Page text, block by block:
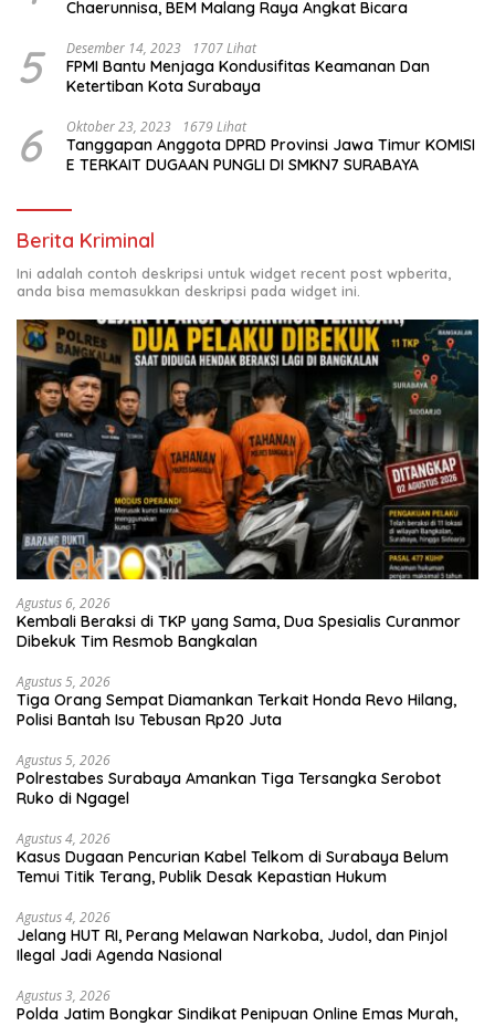
Chaerunnisa, BEM Malang Raya Angkat Bicara
5 Desember 14, 2023 1707 Lihat
FPMI Bantu Menjaga Kondusifitas Keamanan Dan
Ketertiban Kota Surabaya
6 Oktober 23, 2023 1679 Lihat
Tanggapan Anggota DPRD Provinsi Jawa Timur KOMISI
E TERKAIT DUGAAN PUNGLI DI SMKN7 SURABAYA
Berita Kriminal
Ini adalah contoh deskripsi untuk widget recent post wpberita,
anda bisa memasukkan deskripsi pada widget ini.
Agustus 6, 2026
Kembali Beraksi di TKP yang Sama, Dua Spesialis Curanmor
Dibekuk Tim Resmob Bangkalan
Agustus 5, 2026
Tiga Orang Sempat Diamankan Terkait Honda Revo Hilang,
Polisi Bantah Isu Tebusan Rp20 Juta
Agustus 5, 2026
Polrestabes Surabaya Amankan Tiga Tersangka Serobot
Ruko di Ngagel
Agustus 4, 2026
Kasus Dugaan Pencurian Kabel Telkom di Surabaya Belum
Temui Titik Terang, Publik Desak Kepastian Hukum
Agustus 4, 2026
Jelang HUT RI, Perang Melawan Narkoba, Judol, dan Pinjol
Ilegal Jadi Agenda Nasional
Agustus 3, 2026
Polda Jatim Bongkar Sindikat Penipuan Online Emas Murah,